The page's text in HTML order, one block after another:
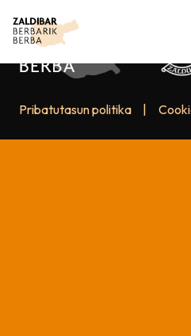
Pribatutasun politika